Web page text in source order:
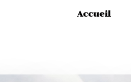
Accueil